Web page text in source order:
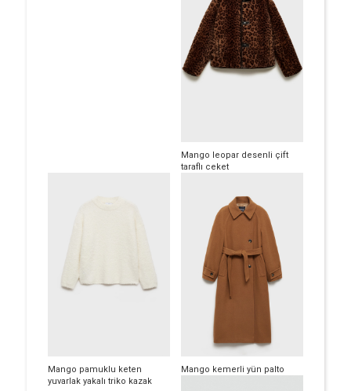
Mango leopar desenli çift
taraflı ceket
Mango pamuklu keten
yuvarlak yakalı triko kazak
Mango kemerli yün palto